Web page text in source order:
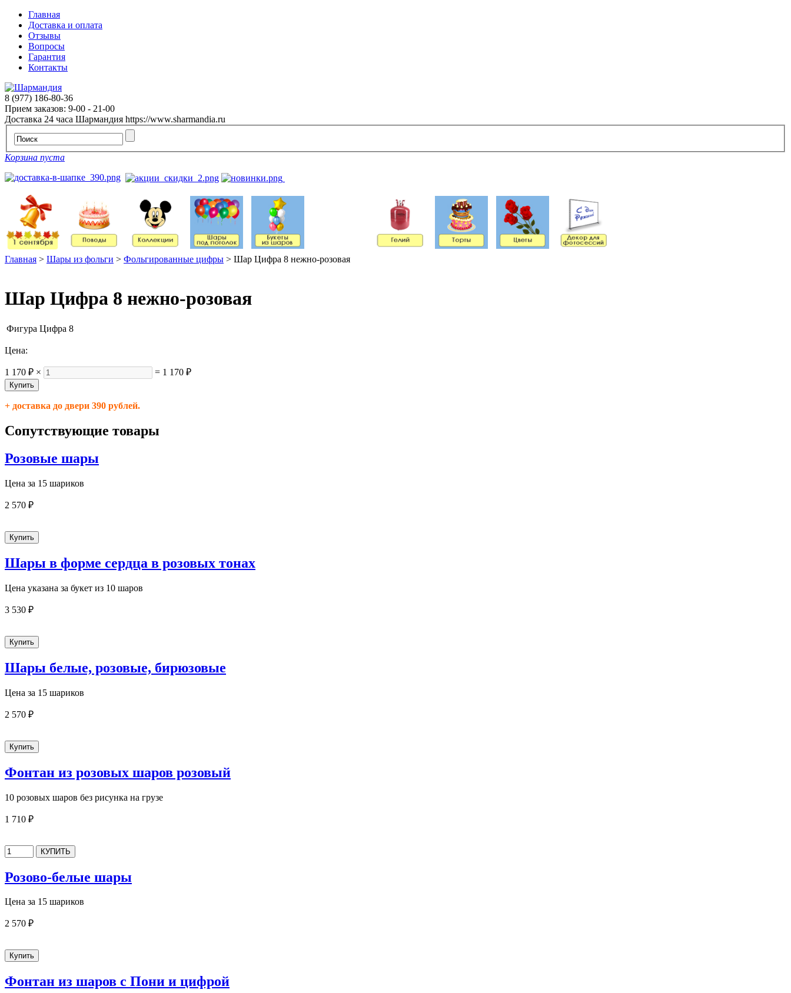
Главная
Доставка и оплата
Отзывы
Вопросы
Гарантия
Контакты
8 (977) 186-80-36
Прием заказов: 9-00 - 21-00
Доставка 24 часа Шармандия https://www.sharmandia.ru
Корзина пуста
Главная > Шары из фольги > Фольгированные цифры > Шар Цифра 8 нежно-розовая
Шар Цифра 8 нежно-розовая
Фигура Цифра 8
Цена:
1 170 ₽ × = 1 170 ₽
+ доставка до двери 390 рублей.
Сопутствующие товары
Розовые шары
Цена за 15 шариков
2 570 ₽
Шары в форме сердца в розовых тонах
Цена указана за букет из 10 шаров
3 530 ₽
Шары белые, розовые, бирюзовые
Цена за 15 шариков
2 570 ₽
Фонтан из розовых шаров розовый
10 розовых шаров без рисунка на грузе
1 710 ₽
Розово-белые шары
Цена за 15 шариков
2 570 ₽
Фонтан из шаров с Пони и цифрой